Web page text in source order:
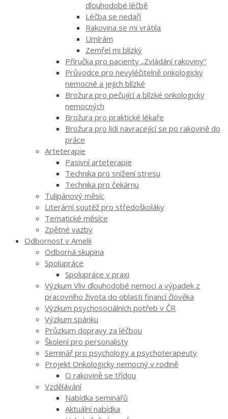
dlouhodobé léčbě
Léčba se nedaří
Rakovina se mi vrátila
Umírám
Zemřel mi blízký
Příručka pro pacienty „Zvládání rakoviny“
Průvodce pro nevyléčitelně onkologicky
nemocné a jejich blízké
Brožura pro pečující a blízké onkologicky
nemocných
Brožura pro praktické lékaře
Brožura pro lidi navracející se po rakovině do
práce
Arteterapie
Pasivní arteterapie
Technika pro snížení stresu
Technika pro čekárnu
Tulipánový měsíc
Literární soutěž pro středoškoláky
Tematické měsíce
Zpětné vazby
Odbornost v Amelii
Odborná skupina
Spolupráce
Spolupráce v praxi
Výzkum Vliv dlouhodobé nemoci a výpadek z
pracovního života do oblasti financí člověka
Výzkum psychosociálních potřeb v ČR
Výzkum spánku
Průzkum dopravy za léčbou
Školení pro personalisty
Seminář pro psychology a psychoterapeuty
Projekt Onkologicky nemocný v rodině
O rakovině se třídou
Vzdělávání
Nabídka seminářů
Aktuální nabídka